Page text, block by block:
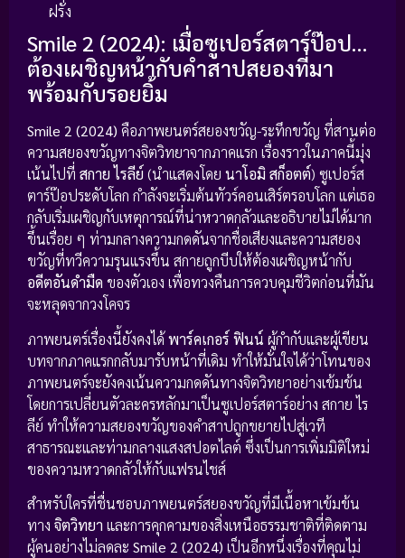
ฝรั่ง
Smile 2 (2024): เมื่อซูเปอร์สตาร์ป๊อป…
ต้องเผชิญหน้ากับคำสาปสยองที่มา
พร้อมกับรอยยิ้ม
Smile 2 (2024) คือภาพยนตร์สยองขวัญ-ระทึกขวัญ ที่สานต่อ
ความสยองขวัญทางจิตวิทยาจากภาคแรก เรื่องราวในภาคนี้มุ่ง
เน้นไปที่ สกาย ไรลีย์ (นำแสดงโดย นาโอมิ สก็อตต์) ซูเปอร์ส
ตาร์ป๊อประดับโลก กำลังจะเริ่มต้นทัวร์คอนเสิร์ตรอบโลก แต่เธอ
กลับเริ่มเผชิญกับเหตุการณ์ที่น่าหวาดกลัวและอธิบายไม่ได้มาก
ขึ้นเรื่อย ๆ ท่ามกลางความกดดันจากชื่อเสียงและความสยอง
ขวัญที่ทวีความรุนแรงขึ้น สกายถูกบีบให้ต้องเผชิญหน้ากับ
อดีตอันดำมืด ของตัวเอง เพื่อทวงคืนการควบคุมชีวิตก่อนที่มัน
จะหลุดจากวงโคจร
ภาพยนตร์เรื่องนี้ยังคงได้พาร์คเกอร์ ฟินน์ ผู้กำกับและผู้เขียน
บทจากภาคแรกกลับมารับหน้าที่เดิม ทำให้มั่นใจได้ว่าโทนของ
ภาพยนตร์จะยังคงเน้นความกดดันทางจิตวิทยาอย่างเข้มข้น
โดยการเปลี่ยนตัวละครหลักมาเป็นซูเปอร์สตาร์อย่าง สกาย ไร
ลีย์ ทำให้ความสยองขวัญของคำสาปถูกขยายไปสู่เวที
สาธารณะและท่ามกลางแสงสปอตไลต์ ซึ่งเป็นการเพิ่มมิติใหม่
ของความหวาดกลัวให้กับแฟรนไชส์
สำหรับใครที่ชื่นชอบภาพยนตร์สยองขวัญที่มีเนื้อหาเข้มข้น
ทาง จิตวิทยา และการคุกคามของสิ่งเหนือธรรมชาติที่ติดตาม
ผู้คนอย่างไม่ลดละ Smile 2 (2024) เป็นอีกหนึ่งเรื่องที่คุณไม่